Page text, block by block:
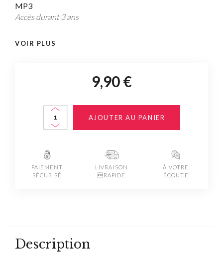
MP3
Accès durant 3 ans
VOIR PLUS
9,90 €
AJOUTER AU PANIER
PAIEMENT
SÉCURISÉ
LIVRAISON
RAPIDE
À VOTRE
ÉCOUTE
Description